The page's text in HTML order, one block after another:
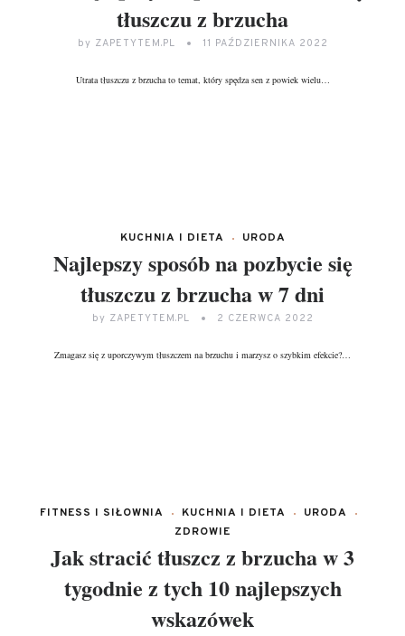
tłuszczu z brzucha
by ZAPETYTEM.PL 11 PAŹDZIERNIKA 2022
Utrata tłuszczu z brzucha to temat, który spędza sen z powiek wielu…
KUCHNIA I DIETA URODA
Najlepszy sposób na pozbycie się
tłuszczu z brzucha w 7 dni
by ZAPETYTEM.PL 2 CZERWCA 2022
Zmagasz się z uporczywym tłuszczem na brzuchu i marzysz o szybkim efekcie?…
FITNESS I SIŁOWNIA KUCHNIA I DIETA
URODA
ZDROWIE
Jak stracić tłuszcz z brzucha w 3
tygodnie z tych 10 najlepszych
wskazówek